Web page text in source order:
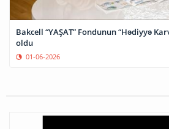
Bakcell “YAŞAT” Fondunun “Hədiyyə
oldu
01-06-2026